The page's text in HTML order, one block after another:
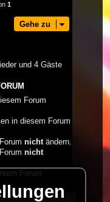
1
Gehe zu
und 4 Gäste
Forum
in diesem Forum
nichtändern.
nicht
Forum